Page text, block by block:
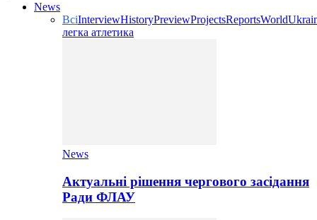
News
ВсіInterviewHistoryPreviewProjectsReportsWorld
легка атлетика
News
Актуальні рішення чергового засідання
Ради ФЛАУ